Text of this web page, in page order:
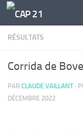
Skip to content
RÉSULTATS
Corrida de
PAR CLAUDE VAILLANT ·
DÉCEMBRE 2022